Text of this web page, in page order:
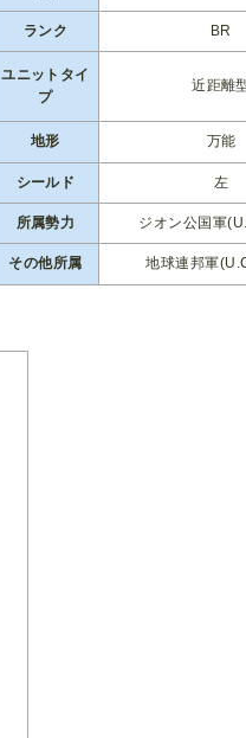
ランク BR
ユニットタイ
プ
近距離
地形 万能
シールド 左
所属勢力 ジオン公国軍
その他所属 地球連邦軍